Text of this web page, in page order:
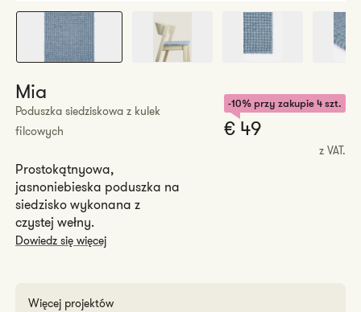
Mia
Poduszka siedziskowa z kulek
filcowych
-10% przy zakupie 4 szt.
€ 49
z VAT.
Prostokątnyowa,
jasnoniebieska poduszka na
siedzisko wykonana z
czystej wełny.
Dowiedz się więcej
Więcej projektów